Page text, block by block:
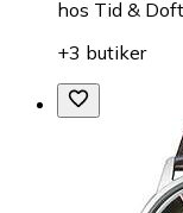
hos Tid & Doft
+3 butiker